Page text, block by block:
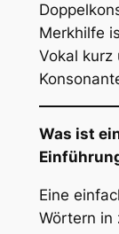
Merkhilfe
Vokal kurz
Was ist
Eine
Wörtern in